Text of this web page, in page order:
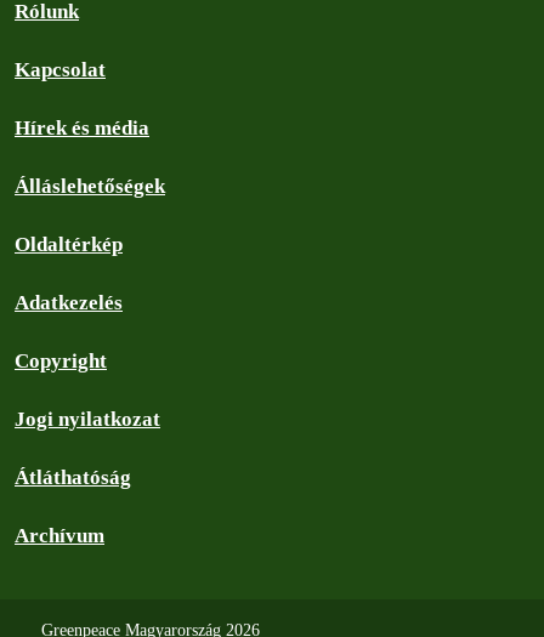
Rólunk
Kapcsolat
Hírek és média
Álláslehetőségek
Oldaltérkép
Adatkezelés
Copyright
Jogi nyilatkozat
Átláthatóság
Archívum
Greenpeace Magyarország 2026